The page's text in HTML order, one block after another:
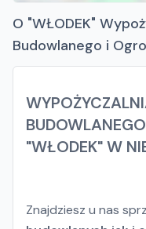
O "WŁODEK"
Budowlanego i
"WŁODEK" W
Znajdziesz u nas